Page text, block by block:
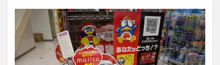
majica
をク
リッ
ク